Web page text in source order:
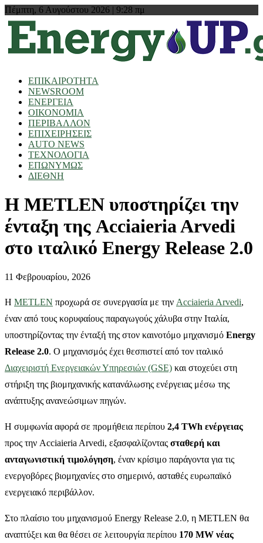
Πέμπτη, 6 Αυγούστου 2026 | 9:28 πμ
ΕΠΙΚΑΙΡΟΤΗΤΑ
NEWSROOM
ΕΝΕΡΓΕΙΑ
ΟΙΚΟΝΟΜΙΑ
ΠΕΡΙΒΑΛΛΟΝ
ΕΠΙΧΕΙΡΗΣΕΙΣ
AUTO NEWS
ΤΕΧΝΟΛΟΓΙΑ
ΕΠΩΝΥΜΩΣ
ΔΙΕΘΝΗ
Η METLEN υποστηρίζει την
ένταξη της Acciaieria Arvedi
στο ιταλικό Energy Release 2.0
11 Φεβρουαρίου, 2026
Η METLEN προχωρά σε συνεργασία με την Acciaieria Arvedi,
έναν από τους κορυφαίους παραγωγούς χάλυβα στην Ιταλία,
υποστηρίζοντας την ένταξή της στον καινοτόμο μηχανισμό Energy
Release 2.0. Ο μηχανισμός έχει θεσπιστεί από τον ιταλικό
Διαχειριστή Ενεργειακών Υπηρεσιών (GSE) και στοχεύει στη
στήριξη της βιομηχανικής κατανάλωσης ενέργειας μέσω της
ανάπτυξης ανανεώσιμων πηγών.
Η συμφωνία αφορά σε προμήθεια περίπου 2,4 TWh ενέργειας
προς την Acciaieria Arvedi, εξασφαλίζοντας σταθερή και
ανταγωνιστική τιμολόγηση, έναν κρίσιμο παράγοντα για τις
ενεργοβόρες βιομηχανίες στο σημερινό, ασταθές ευρωπαϊκό
ενεργειακό περιβάλλον.
Στο πλαίσιο του μηχανισμού Energy Release 2.0, η METLEN θα
αναπτύξει και θα θέσει σε λειτουργία περίπου 170 MW νέας